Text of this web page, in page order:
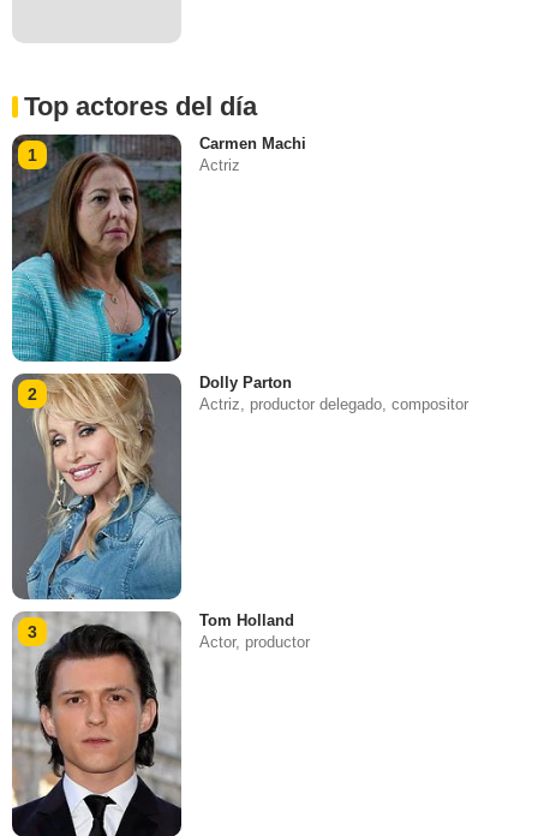
Top actores del día
1
Carmen Machi
Actriz
2
Dolly Parton
Actriz, productor delegado, compositor
3
Tom Holland
Actor, productor